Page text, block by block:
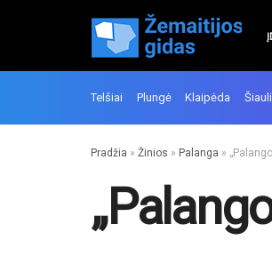
Telšiai Plungė Klaipėda
Pradžia » Žinios » Palanga »